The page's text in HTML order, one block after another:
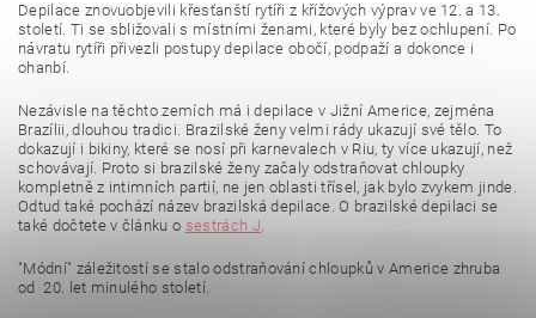
Depilace znovuobjevili křesťanští rytíři z křížových výprav ve 12. a 13.
století. Ti se sbližovali s místními ženami, které byly bez ochlupení. Po
návratu rytíři přivezli postupy depilace obočí, podpaží a dokonce i
ohanbí.
Nezávisle na těchto zemích má i depilace v Jižní Americe, zejména
Brazílii, dlouhou tradici. Brazilské ženy velmi rády ukazují své tělo. To
dokazují i bikiny, které se nosí při karnevalech v Riu, ty více ukazují, než
schovávají. Proto si brazilské ženy začaly odstraňovat chloupky
kompletně z intimních partií, ne jen oblasti třísel, jak bylo zvykem jinde.
Odtud také pochází název brazilská depilace. O brazilské depilaci se
také dočtete v článku o sestrách J.
"Módní" záležitostí se stalo odstraňování chloupků v Americe zhruba
od 20. let minulého století.